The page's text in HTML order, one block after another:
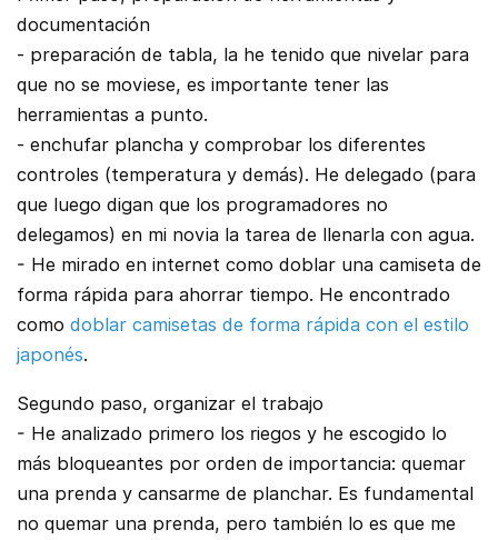
documentación
- preparación de tabla, la he tenido que nivelar para
que no se moviese, es importante tener las
herramientas a punto.
- enchufar plancha y comprobar los diferentes
controles (temperatura y demás). He delegado (para
que luego digan que los programadores no
delegamos) en mi novia la tarea de llenarla con agua.
- He mirado en internet como doblar una camiseta de
forma rápida para ahorrar tiempo. He encontrado
como doblar camisetas de forma rápida con el estilo
japonés.
Segundo paso, organizar el trabajo
- He analizado primero los riegos y he escogido lo
más bloqueantes por orden de importancia: quemar
una prenda y cansarme de planchar. Es fundamental
no quemar una prenda, pero también lo es que me